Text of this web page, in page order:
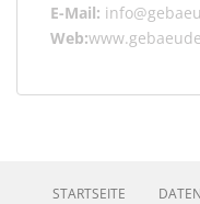
E-Mail:
Web:
STARTSEITE